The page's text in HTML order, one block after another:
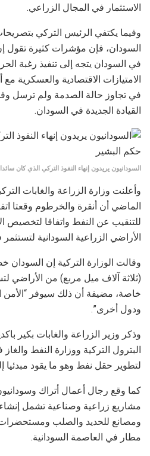
الاستثمار في المجال الزراعي.
وفيما يكتفي الرئيس التركي
السودان، فإن مؤشرات كثيرة تقول
في السودان يتجه إلى تنفيذ رغبة
الامتيازات الاقتصادية والعسكرية
في تجاوز حالة الصدمة ولم ترسل
القيادة الجديدة في السودان.
السودانيون يريدون إنهاء النفوذ التركي الذي كان
وأعلنت وزارة الزراعة والغابات
للتنقيب عن النفط واتفاقا لتخصيص
الأراضي الزراعية السودانية
(ثلاثة آلاف ميل مربع) من الأراضي
خاصة، مضيفة أن ذلك سيوفر “الأمن
ودول أخرى”.
وذكر وزير الزراعة والغابات بكير
البترول التركية ووزارة النفط
لتطوير حقل نفط وهو ما يقود مبدئيا
كما وقع رجال أعمال أتراك
مشاريع زراعية وصناعية تشمل
ومصانع للحديد والصلب ومستحضرات
مطار في العاصمة السودانية.